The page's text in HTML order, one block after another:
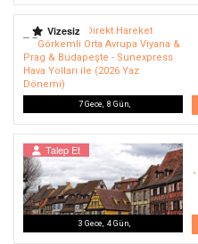
Vizesiz
7 Gece, 8 Gün,
Talep Et
3 Gece, 4 Gün,